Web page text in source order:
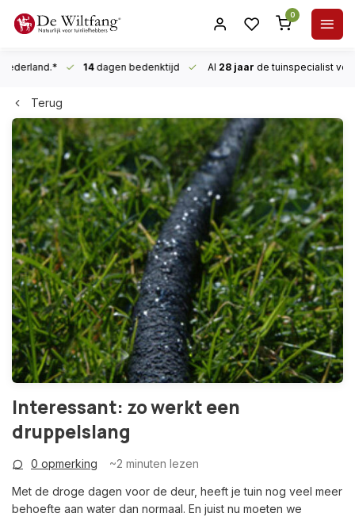
0
14dagen bedenktijd Al 28 jaar de tuinspecialist
Terug
Interessant: zo werkt een
druppelslang
0 opmerking ~2 minuten lezen
Met de droge dagen voor de deur, heeft je tuin nog veel meer
behoefte aan water dan normaal. En juist nu moeten we